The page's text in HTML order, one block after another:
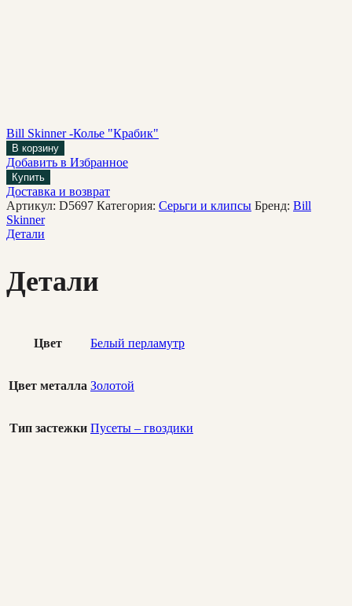
Bill Skinner -Колье "Крабик"
В корзину
Добавить в Избранное
Купить
Доставка и возврат
Артикул: D5697 Категория: Cерьги и клипсы Бренд: Bill
Skinner
Детали
Детали
Цвет Белый перламутр
Цвет металла Золотой
Тип застежки Пусеты – гвоздики